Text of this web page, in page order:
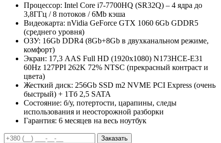
Процессор: Intel Core i7-7700HQ (SR32Q) – 4 ядра до
3,8ГГц / 8 потоков / 6Mb кэша
Видеокарта: nVidia GeForce GTX 1060 6Gb GDDR5
(среднего уровня)
ОЗУ: 16Gb DDR4 (8Gb+8Gb в двухканальном режиме,
комфорт)
Экран: 17,3 AAS Full HD (1920x1080) N173HCE-E31
60Hz 127PPI 262K 72% NTSC (прекрасный контраст и
цвета)
Жесткий диск: 256Gb SSD m2 NVME PCI Express (очень
быстрый) + 1Тб 2,5 SATA
Состояние: б/у, потертости, царапины, следы
использования и неосторожной разборки
Гарантия: 6 месяцев на весь ноутбук
Заказать